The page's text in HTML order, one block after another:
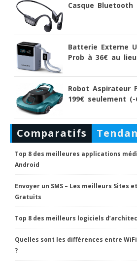
Casque Bluetooth
Batterie Externe
Prob à 36€ au
Robot Aspirateur
199€ seulement (-
Comparatifs
Top 8 des meilleures applications
Android
Envoyer un SMS – Les meilleurs Sites
Gratuits
Top 8 des meilleurs logiciels
Quelles sont les différences entre
?